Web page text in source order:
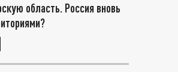
область. Россия вновь